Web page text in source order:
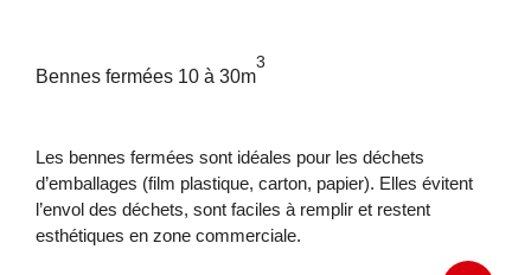
Bennes fermées 10 à 30m
3
Les bennes fermées sont idéales pour les déchets
d’emballages (film plastique, carton, papier). Elles évitent
l’envol des déchets, sont faciles à remplir et restent
esthétiques en zone commerciale.